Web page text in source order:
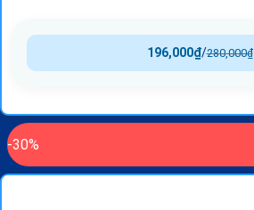
280,000₫
/
196,000₫
-30%